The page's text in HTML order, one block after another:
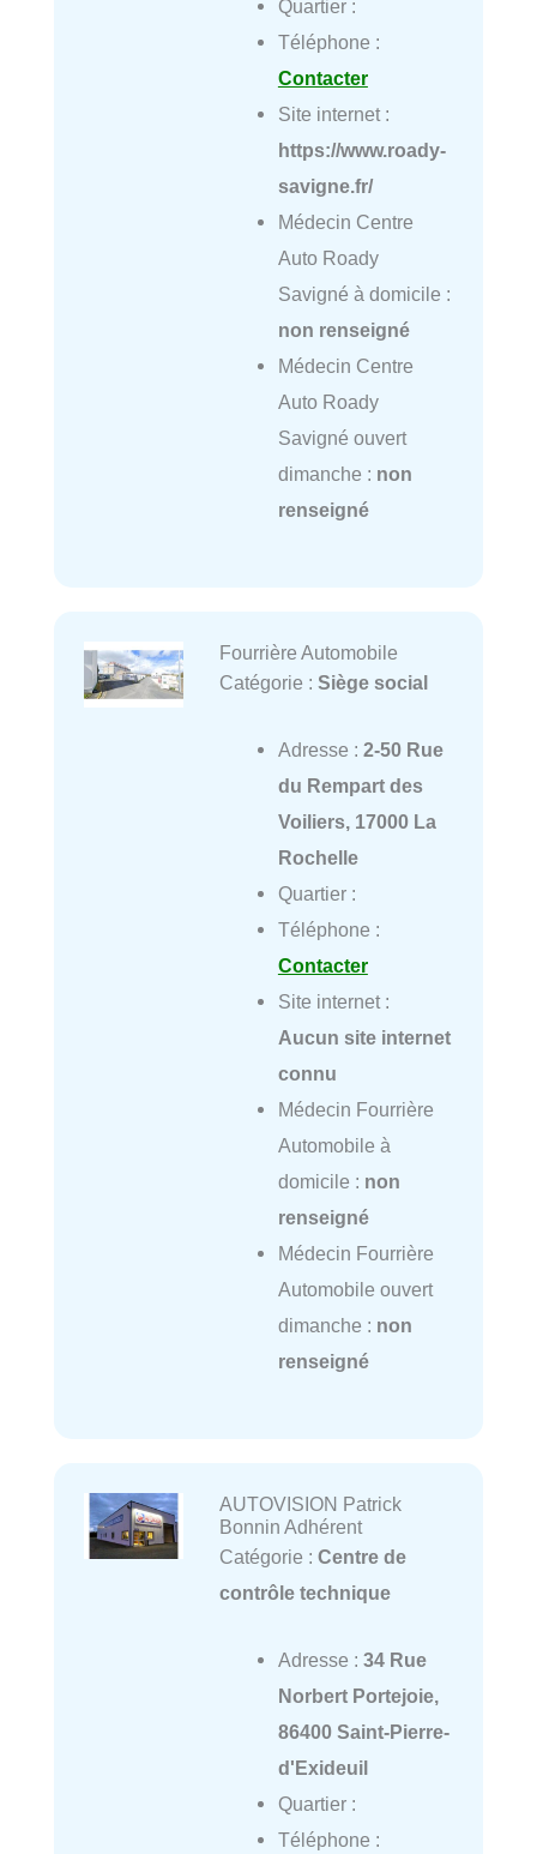
Quartier :
Téléphone :
Contacter
Site internet :
https://www.roady-
savigne.fr/
Médecin Centre
Auto Roady
Savigné à domicile :
non renseigné
Médecin Centre
Auto Roady
Savigné ouvert
dimanche : non
renseigné
Fourrière Automobile
Catégorie : Siège social
Adresse : 2-50 Rue
du Rempart des
Voiliers, 17000 La
Rochelle
Quartier :
Téléphone :
Contacter
Site internet :
Aucun site internet
connu
Médecin Fourrière
Automobile à
domicile : non
renseigné
Médecin Fourrière
Automobile ouvert
dimanche : non
renseigné
AUTOVISION Patrick
Bonnin Adhérent
Catégorie : Centre de
contrôle technique
Adresse : 34 Rue
Norbert Portejoie,
86400 Saint-Pierre-
d'Exideuil
Quartier :
Téléphone :